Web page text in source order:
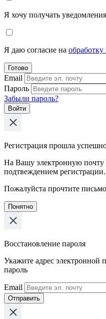
Я хочу получать
Я даю согласие на
Готово
Email
Пароль
Забыли пароль?
Войти
Регистрация прошла
На Вашу электронную
подтвеждением регистрации.
Пожалуйста прочтите
Понятно
Восстановление пароля
Укажите адрес
пароль
Email
Отправить